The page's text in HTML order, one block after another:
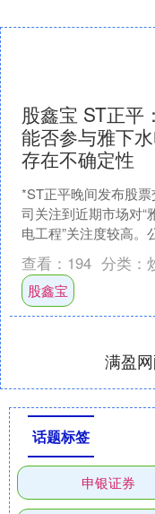
股鑫宝 ST正平
能否参与雅下
存在不确定性
*ST正平晚间发布股
司关注到近期市场对“
电工程”关注度较高。
高原地区的施工管理
主营施工、制造业....
查看： 194 分类：
股鑫宝
满盈
话题标签
申银证券